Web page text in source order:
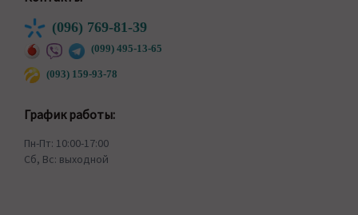
(096) 769-81-39
(099) 495-13-65
(093) 159-93-78
График работы:
Пн-Пт: 10:00-17:00
Сб, Вс: выходной